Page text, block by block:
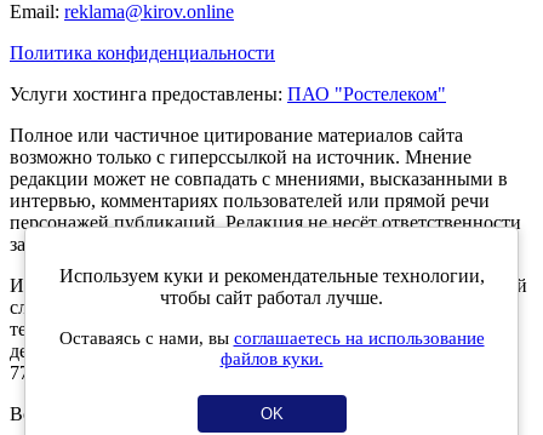
Email: reklama@kirov.online
Политика конфиденциальности
Услуги хостинга предоставлены: ПАО "Ростелеком"
Полное или частичное цитирование материалов сайта
возможно только с гиперссылкой на источник. Мнение
редакции может не совпадать с мнениями, высказанными в
интервью, комментариях пользователей или прямой речи
персонажей публикаций. Редакция не несёт ответственности
за текст комментариев читателей.
Интернет-портал Kirov.online зарегистрирован в Федеральной
службе по надзору в сфере связи, информационных
технологий и массовых коммуникаций (Роскомнадзор) 5
декабря 2019 года. Регистрационный номер ЭЛ № ФС 77 -
77189.
Возрастное ограничение 12+
Используем куки и рекомендательные технологии,
чтобы сайт работал лучше.
Оставаясь с нами, вы соглашаетесь на использование
файлов куки.
OK